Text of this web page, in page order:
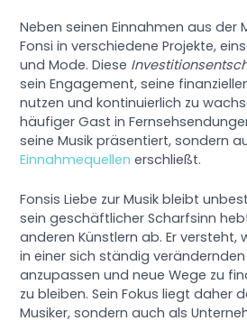
Neben seinen Einnahmen aus der
Fonsi in verschiedene Projekte,
und Mode. Diese
sein Engagement, seine
nutzen und kontinuierlich zu
häufiger Gast in
seine Musik präsentiert, sondern
Einnahmequellen erschließt.
Fonsis Liebe zur Musik bleibt
sein geschäftlicher Scharfsinn
anderen Künstlern ab. Er versteht,
in einer sich ständig
anzupassen und neue Wege zu
zu bleiben. Sein Fokus liegt daher
Musiker, sondern auch als